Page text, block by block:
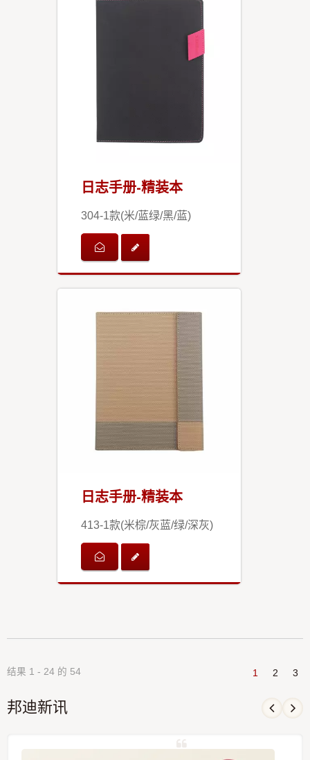
日志手册-精装本
304-1款(米/蓝绿/黑/蓝)
日志手册-精装本
413-1款(米棕/灰蓝/绿/深灰)
结果 1 - 24 的 54 1 2 3
邦迪新讯